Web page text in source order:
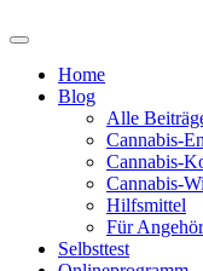
Home
Blog
Alle
Cannabis-
Cannabis-
Cannabis-
Hilfsmittel
Für
Selbsttest